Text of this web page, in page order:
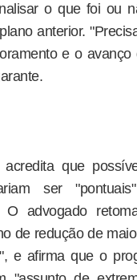
o que foi ou
anterior.
e o avanço
acredita que
ser
O advogado
de redução de
e afirma que o